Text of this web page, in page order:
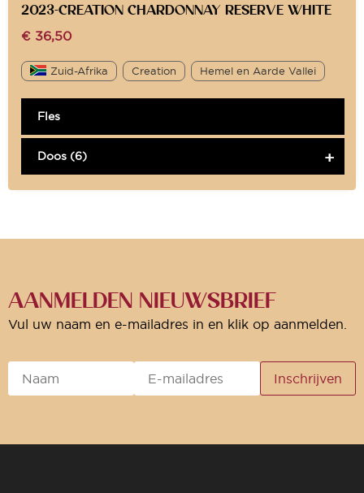
2023-CREATION CHARDONNAY RESERVE WHITE
€ 36,50
Zuid-Afrika Creation Hemel en Aarde Vallei
Fles
Doos (6)
AANMELDEN NIEUWSBRIEF
Vul uw naam en e-mailadres in en klik op aanmelden.